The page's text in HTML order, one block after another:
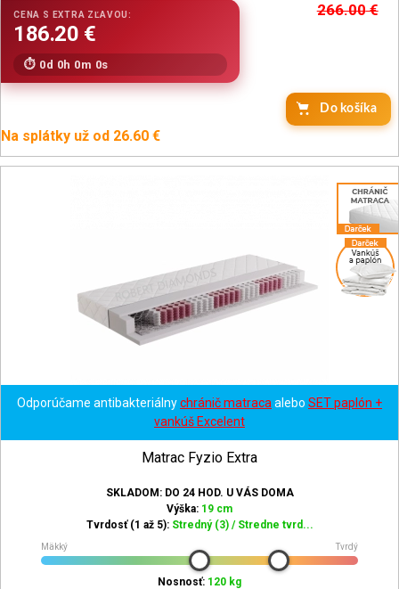
266.00€
0d 0h 0m 0s
Do košíka
Na splátky už od 26.60 €
Odporúčame antibakteriálnychránič matraca alebo SET paplón +
vankúš Excelent
Matrac Fyzio Extra
SKLADOM: DO 24 HOD. U VÁS DOMA
Výška: 19 cm
Tvrdosť (1 až 5): Stredný (3) / Stredne tvrd...
Mäkký Tvrdý
Nosnosť: 120 kg